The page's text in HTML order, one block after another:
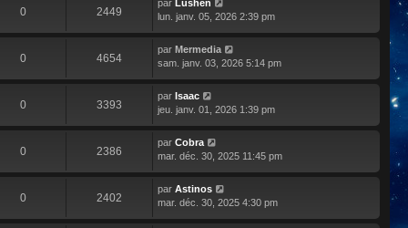
0 2449
par Lushen
lun. janv. 05, 2026 2:39 pm
0 4654
par Mermedia
sam. janv. 03, 2026 5:14 pm
0 3393
par Isaac
jeu. janv. 01, 2026 1:39 pm
0 2386
par Cobra
mar. déc. 30, 2025 11:45 pm
0 2402
par Astinos
mar. déc. 30, 2025 4:30 pm